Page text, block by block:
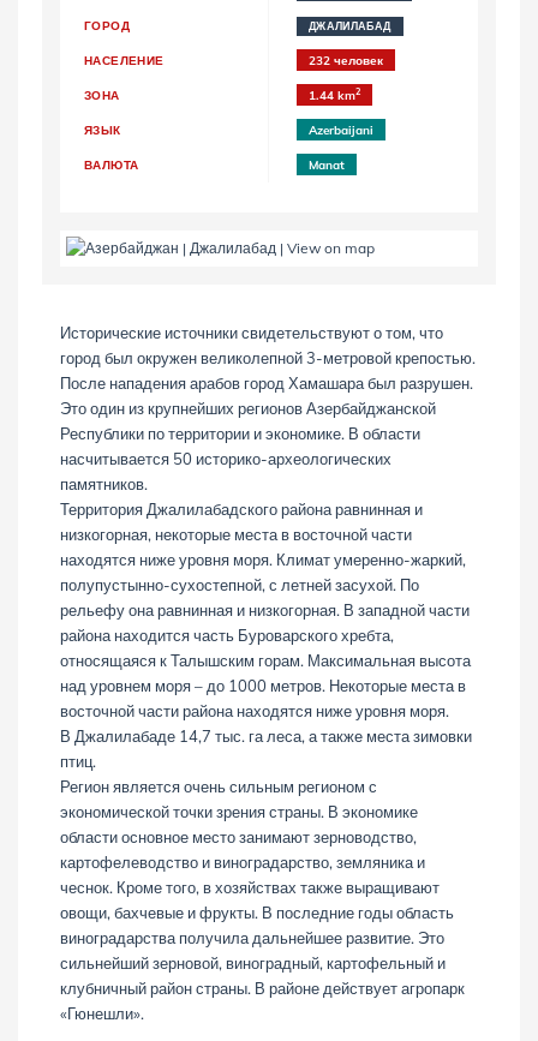
ГОРОД ДЖАЛИЛАБАД
НАСЕЛЕНИЕ 232 человек
ЗОНА 1.44 km2
ЯЗЫК Azerbaijani
ВАЛЮТА Manat
Исторические источники свидетельствуют о том, что
город был окружен великолепной 3-метровой крепостью.
После нападения арабов город Хамашара был разрушен.
Это один из крупнейших регионов Азербайджанской
Республики по территории и экономике. В области
насчитывается 50 историко-археологических
памятников.
Территория Джалилабадского района равнинная и
низкогорная, некоторые места в восточной части
находятся ниже уровня моря. Климат умеренно-жаркий,
полупустынно-сухостепной, с летней засухой. По
рельефу она равнинная и низкогорная. В западной части
района находится часть Буроварского хребта,
относящаяся к Талышским горам. Максимальная высота
над уровнем моря – до 1000 метров. Некоторые места в
восточной части района находятся ниже уровня моря.
В Джалилабаде 14,7 тыс. га леса, а также места зимовки
птиц.
Регион является очень сильным регионом с
экономической точки зрения страны. В экономике
области основное место занимают зерноводство,
картофелеводство и виноградарство, земляника и
чеснок. Кроме того, в хозяйствах также выращивают
овощи, бахчевые и фрукты. В последние годы область
виноградарства получила дальнейшее развитие. Это
сильнейший зерновой, виноградный, картофельный и
клубничный район страны. В районе действует агропарк
«Гюнешли».